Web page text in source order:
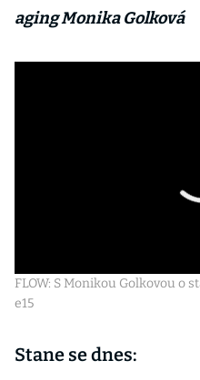
aging Monika Golková
FLOW: S Monikou Golkovou o
e15
Stane se dnes: